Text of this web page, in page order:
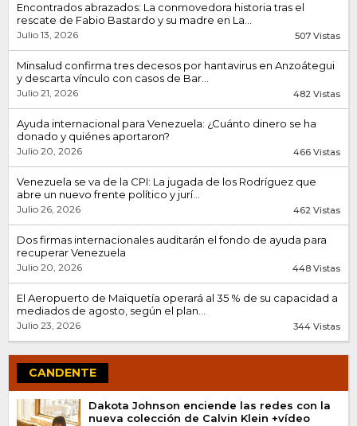
Encontrados abrazados: La conmovedora historia tras el
rescate de Fabio Bastardo y su madre en La...
Julio 13, 2026 507 Vistas
Minsalud confirma tres decesos por hantavirus en Anzoátegui
y descarta vínculo con casos de Bar...
Julio 21, 2026 482 Vistas
Ayuda internacional para Venezuela: ¿Cuánto dinero se ha
donado y quiénes aportaron?
Julio 20, 2026 466 Vistas
Venezuela se va de la CPI: La jugada de los Rodríguez que
abre un nuevo frente político y jurí...
Julio 26, 2026 462 Vistas
Dos firmas internacionales auditarán el fondo de ayuda para
recuperar Venezuela
Julio 20, 2026 448 Vistas
El Aeropuerto de Maiquetía operará al 35 % de su capacidad a
mediados de agosto, según el plan...
Julio 23, 2026 344 Vistas
CANDENTE
Dakota Johnson enciende las redes con la
nueva colección de Calvin Klein +vídeo